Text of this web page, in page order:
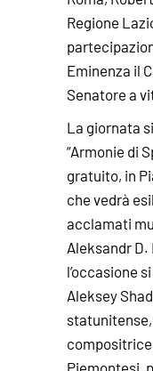
Regione
Eminenza il
Senatore a
La giornata
“Armonie di
gratuito, in
che vedrà
acclamati
Aleksandr
l’occasione
Aleksey